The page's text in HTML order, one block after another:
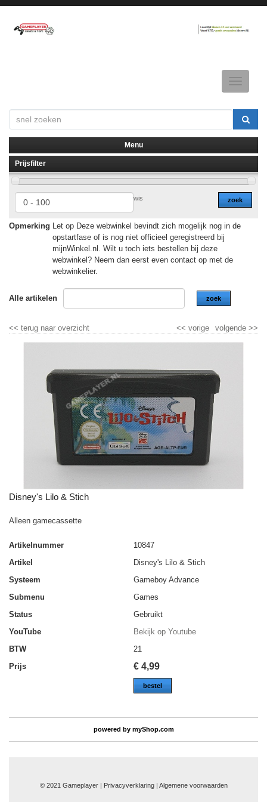
Toggle
▼
▼
Menu
Prijsfilter
zoek
wis
Opmerking Let op Deze webwinkel bevindt zich mogelijk nog in de
opstartfase of is nog niet officieel geregistreerd bij
mijnWinkel.nl. Wilt u toch iets bestellen bij deze
webwinkel? Neem dan eerst even contact op met de
webwinkelier.
Alle artikelen zoek
<< terug naar overzicht volgende >>
<< vorige
Disney's Lilo & Stich
Alleen gamecassette
Artikelnummer
10847
Artikel
Disney's Lilo & Stich
Systeem
Gameboy Advance
Submenu
Games
Status
Gebruikt
YouTube
Bekijk op Youtube
BTW
21
Prijs
€ 4,99
bestel
powered by myShop.com
© 2021 Gameplayer | Privacyverklaring | Algemene voorwaarden